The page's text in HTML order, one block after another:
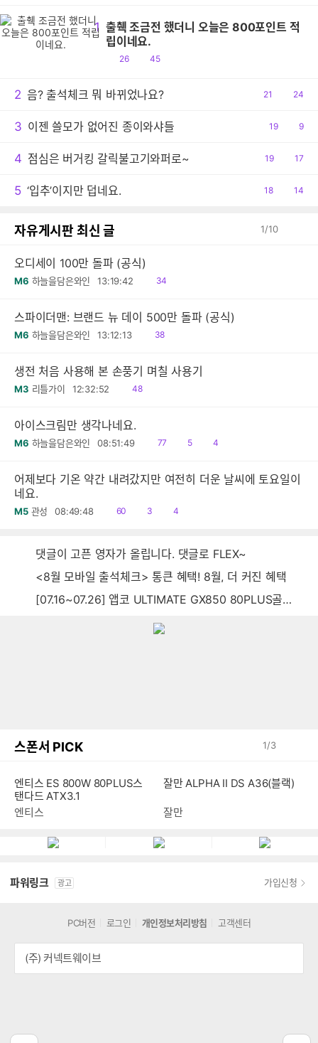
1 출췍 조금전 했더니 오늘은 800포인트 적
립이네요.
공
26
댓
45
2 음? 출석체크 뭐 바뀌었나요?
공
21
댓
24
3 이젠 쓸모가 없어진 종이와샤들
공
19
댓
9
4 점심은 버거킹 갈릭불고기와퍼로~
공
19
댓
17
5 ‘입추’이지만 덥네요.
공
18
댓
14
자유게시판 최신 글 1/10
오디세이 100만 돌파 (공식)
M6 하늘을담은와인 13:19:42
읽
34
스파이더맨: 브랜드 뉴 데이 500만 돌파 (공식)
M6 하늘을담은와인 13:12:13
읽
38
생전 처음 사용해 본 손풍기 며칠 사용기
M3 리틀가이 12:32:52
읽
48
아이스크림만 생각나네요.
M6 하늘을담은와인 08:51:49
읽
77
공
5
댓
4
어제보다 기온 약간 내려갔지만 여전히 더운 날씨에 토요일이
네요.
M5 관성 08:49:48
읽
60
공
3
댓
4
댓글이 고픈 영자가 올립니다. 댓글로 FLEX~
<8월 모바일 출석체크> 통큰 혜택! 8월, 더 커진 혜택
[07.16~07.26] 앱코 ULTIMATE GX850 80PLUS골드 풀모듈러 ATX3.0 블랙
스폰서 PICK 1/3
엔티스 ES 800W 80PLUS스
탠다드 ATX3.1
엔티스
잘만 ALPHA II DS A36(블랙)
잘만
파워링크 광고 가입신청
PC버전 로그인 개인정보처리방침 고객센터
(주) 커넥트웨이브